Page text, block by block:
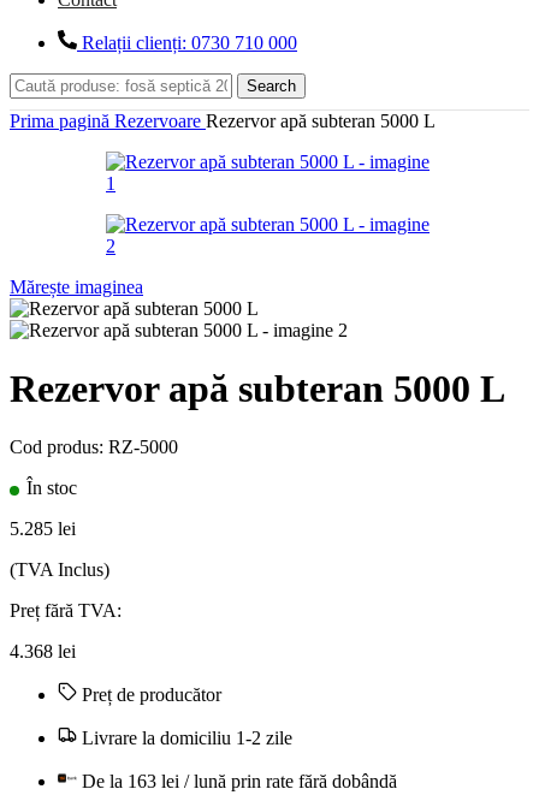
Relații clienți: 0730 710 000
Search
Prima pagină Rezervoare Rezervor apă subteran 5000 L
Mărește imaginea
Rezervor apă subteran 5000 L
Cod produs: RZ-5000
În stoc
5.285 lei
(TVA Inclus)
Preț fără TVA:
4.368 lei
Preț de producător
Livrare la domiciliu 1-2 zile
De la 163 lei / lună prin rate fără dobândă